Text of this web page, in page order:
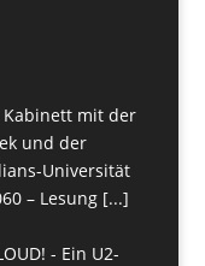
Kabinett mit der
und der
Universität
– Lesung [...]
- Ein U2-